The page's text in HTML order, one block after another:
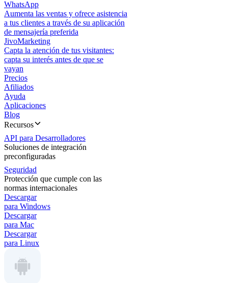
WhatsApp
Aumenta las ventas y ofrece asistencia
a tus clientes a través de su aplicación
de mensajería preferida
JivoMarketing
Capta la atención de tus visitantes:
capta su interés antes de que se
vayan
Precios
Afiliados
Ayuda
Aplicaciones
Blog
Recursos
API para Desarrolladores
Soluciones de integración
preconfiguradas
Seguridad
Protección que cumple con las
normas internacionales
Descargar
para Windows
Descargar
para Mac
Descargar
para Linux